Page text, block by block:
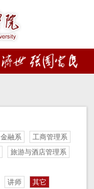
金融系
工商管理系
旅游与酒店管理系
讲师 其它